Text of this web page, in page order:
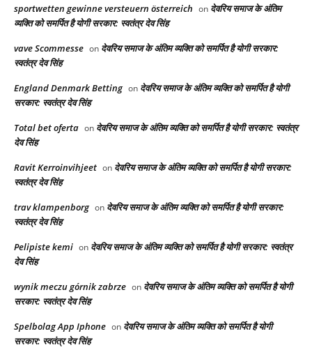
sportwetten gewinne versteuern österreich on देवरिय समाज के अंतिम
व्यक्ति को समर्पित है योगी सरकार: स्वतंत्र देव सिंह
vave Scommesse on देवरिय समाज के अंतिम व्यक्ति को समर्पित है योगी सरकार:
स्वतंत्र देव सिंह
England Denmark Betting on देवरिय समाज के अंतिम व्यक्ति को समर्पित है योगी
सरकार: स्वतंत्र देव सिंह
Total bet oferta on देवरिय समाज के अंतिम व्यक्ति को समर्पित है योगी सरकार: स्वतंत्र
देव सिंह
Ravit Kerroinvihjeet on देवरिय समाज के अंतिम व्यक्ति को समर्पित है योगी सरकार:
स्वतंत्र देव सिंह
trav klampenborg on देवरिय समाज के अंतिम व्यक्ति को समर्पित है योगी सरकार:
स्वतंत्र देव सिंह
Pelipiste kemi on देवरिय समाज के अंतिम व्यक्ति को समर्पित है योगी सरकार: स्वतंत्र
देव सिंह
wynik meczu górnik zabrze on देवरिय समाज के अंतिम व्यक्ति को समर्पित है योगी
सरकार: स्वतंत्र देव सिंह
Spelbolag App Iphone on देवरिय समाज के अंतिम व्यक्ति को समर्पित है योगी
सरकार: स्वतंत्र देव सिंह